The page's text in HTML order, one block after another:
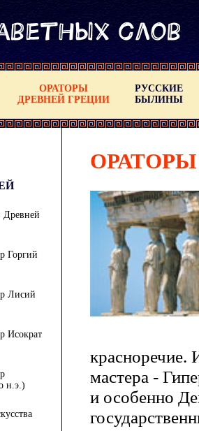
ОРАТОРЫ
ДРЕВНЕЙ ГРЕЦИИ
РУССКИЕ
БЫЛИНЫ
Древней
Горгий
Лисий
Исократ
н.э.)
красноречие.
мастера -
и особенно